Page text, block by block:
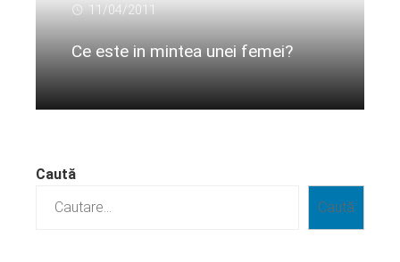
11/04/2011
Ce este in mintea unei femei?
Caută
Caută